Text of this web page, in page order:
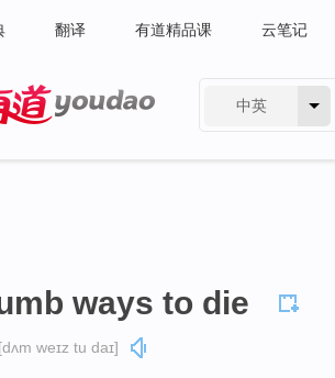
翻译 有道精品课 云笔记
中英
ways to die
[dʌm weɪz tu daɪ]